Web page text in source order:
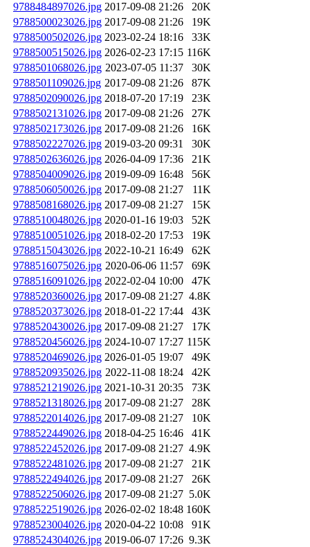
9788484897026.jpg 2017-09-08 21:26
20K
9788500023026.jpg 2017-09-08 21:26
19K
9788500502026.jpg 2023-02-24 18:16
33K
9788500515026.jpg 2026-02-23 17:15 116K
9788501068026.jpg 2023-07-05 11:37
30K
9788501109026.jpg 2017-09-08 21:26
87K
9788502090026.jpg 2018-07-20 17:19
23K
9788502131026.jpg 2017-09-08 21:26
27K
9788502173026.jpg 2017-09-08 21:26
16K
9788502227026.jpg 2019-03-20 09:31
30K
9788502636026.jpg 2026-04-09 17:36
21K
9788504009026.jpg 2019-09-09 16:48
56K
9788506050026.jpg 2017-09-08 21:27
11K
9788508168026.jpg 2017-09-08 21:27
15K
9788510048026.jpg 2020-01-16 19:03
52K
9788510051026.jpg 2018-02-20 17:53
19K
9788515043026.jpg 2022-10-21 16:49
62K
9788516075026.jpg 2020-06-06 11:57
69K
9788516091026.jpg 2022-02-04 10:00
47K
9788520360026.jpg 2017-09-08 21:27 4.8K
9788520373026.jpg 2018-01-22 17:44
43K
9788520430026.jpg 2017-09-08 21:27
17K
9788520456026.jpg 2024-10-07 17:27 115K
9788520469026.jpg 2026-01-05 19:07
49K
9788520935026.jpg 2022-11-08 18:24
42K
9788521219026.jpg 2021-10-31 20:35
73K
9788521318026.jpg 2017-09-08 21:27
28K
9788522014026.jpg 2017-09-08 21:27
10K
9788522449026.jpg 2018-04-25 16:46
41K
9788522452026.jpg 2017-09-08 21:27 4.9K
9788522481026.jpg 2017-09-08 21:27
21K
9788522494026.jpg 2017-09-08 21:27
26K
9788522506026.jpg 2017-09-08 21:27 5.0K
9788522519026.jpg 2026-02-02 18:48 160K
9788523004026.jpg 2020-04-22 10:08
91K
9788524304026.jpg 2019-06-07 17:26 9.3K